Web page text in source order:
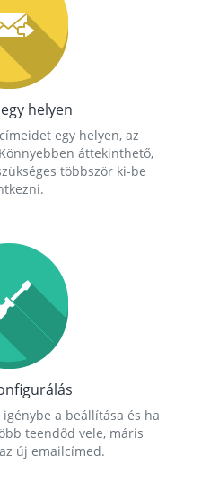
helyen
egy helyen, az
áttekinthető,
többször ki-be
a beállítása és ha
teendőd vele, máris
új emailcímed.